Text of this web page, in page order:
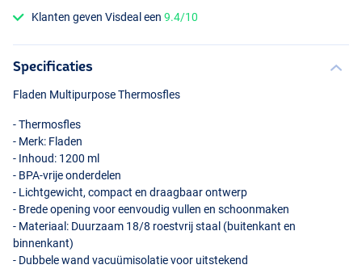
Klanten geven Visdeal een9.4/10
Specificaties
Fladen Multipurpose Thermosfles
- Thermosfles
- Merk: Fladen
- Inhoud: 1200 ml
- BPA-vrije onderdelen
- Lichtgewicht, compact en draagbaar ontwerp
- Brede opening voor eenvoudig vullen en schoonmaken
- Materiaal: Duurzaam 18/8 roestvrij staal (buitenkant en
binnenkant)
- Dubbele wand vacuümisolatie voor uitstekend